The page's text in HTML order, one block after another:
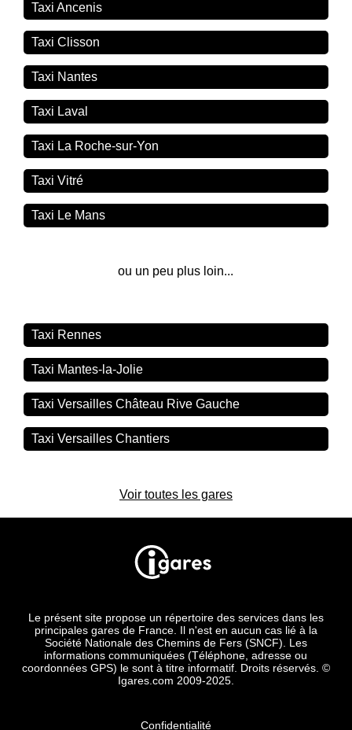
Taxi Ancenis
Taxi Clisson
Taxi Nantes
Taxi Laval
Taxi La Roche-sur-Yon
Taxi Vitré
Taxi Le Mans
ou un peu plus loin...
Taxi Rennes
Taxi Mantes-la-Jolie
Taxi Versailles Château Rive Gauche
Taxi Versailles Chantiers
Voir toutes les gares
Le présent site propose un répertoire des services dans les
principales gares de France. Il n'est en aucun cas lié à la
Société Nationale des Chemins de Fers (SNCF). Les
informations communiquées (Téléphone, adresse ou
coordonnées GPS) le sont à titre informatif. Droits réservés. ©
Igares.com 2009-2025.
Confidentialité